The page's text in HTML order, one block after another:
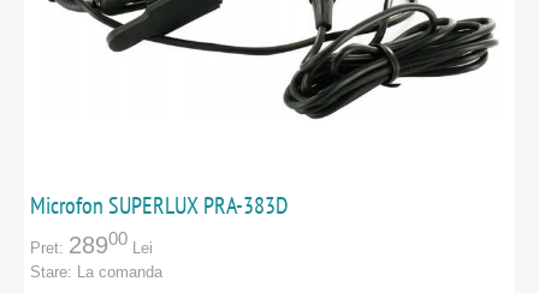
Microfon SUPERLUX PRA-383D
Pret: 28900 Lei
Stare: La comanda